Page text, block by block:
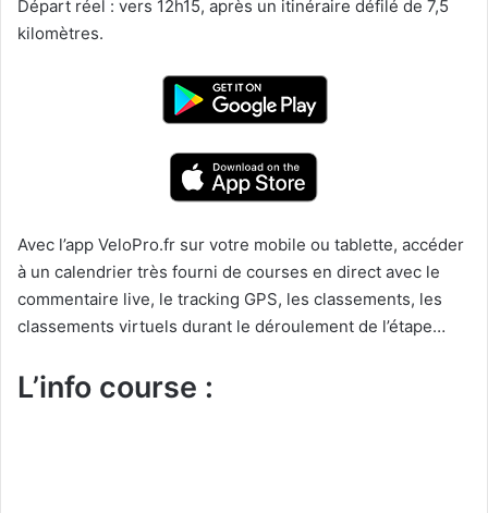
Départ réel : vers 12h15, après un itinéraire défilé de 7,5
kilomètres.
Avec l’app VeloPro.fr sur votre mobile ou tablette, accéder
à un calendrier très fourni de courses en direct avec le
commentaire live, le tracking GPS, les classements, les
classements virtuels durant le déroulement de l’étape…
L’info course :